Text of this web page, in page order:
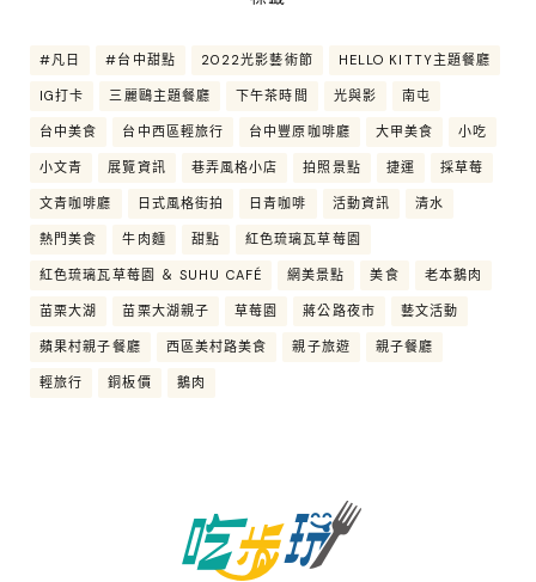
#凡日 #台中甜點 2022光影藝術節 HELLO KITTY主題餐廳
IG打卡 三麗鷗主題餐廳 下午茶時間 光與影 南屯
台中美食 台中西區輕旅行 台中豐原咖啡廳 大甲美食 小吃
小文青 展覽資訊 巷弄風格小店 拍照景點 捷運 採草莓
文青咖啡廳 日式風格街拍 日青咖啡 活動資訊 清水
熱門美食 牛肉麵 甜點 紅色琉璃瓦草莓園
紅色琉璃瓦草莓園 ＆ SUHU CAFÉ 網美景點 美食 老本鵝肉
苗栗大湖 苗栗大湖親子 草莓園 蔣公路夜市 藝文活動
蘋果村親子餐廳 西區美村路美食 親子旅遊 親子餐廳
輕旅行 銅板價 鵝肉